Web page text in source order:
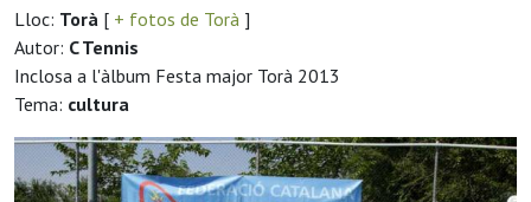
Lloc: Torà [ + fotos de Torà ]
Autor: C Tennis
Inclosa a l'àlbum Festa major Torà 2013
Tema: cultura